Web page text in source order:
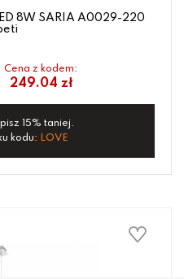
Cena z kodem: